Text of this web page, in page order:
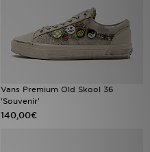
Vans Premium Old Skool 36
'Souvenir'
140,00€